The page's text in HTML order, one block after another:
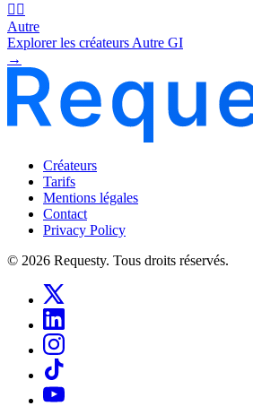
🧜‍♂️
Autre
Explorer les créateurs Autre GI
→
Créateurs
Tarifs
Mentions légales
Contact
Privacy Policy
© 2026 Requesty. Tous droits réservés.